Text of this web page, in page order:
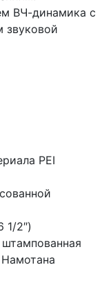
ВЧ-динамика с
PEI
2″)